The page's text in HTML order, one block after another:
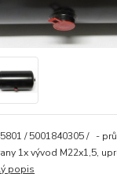
/ 5001840305 / -
1x vývod M22x1,5,
popis